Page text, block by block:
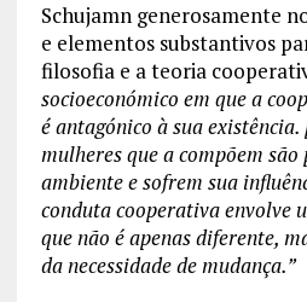
Schujamn generosamente
e elementos substantivos
filosofia e a teoria
socioeconómico em que a
é antagónico à sua
mulheres que a compõem são
ambiente e sofrem sua
conduta cooperativa envolve
que não é apenas diferente,
da necessidade de mudança.”